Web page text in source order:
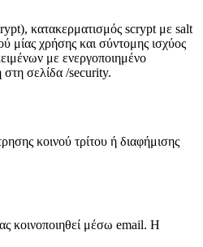
κατακερματισμός scrypt με salt
μίας χρήσης και σύντομης ισχύος
με ενεργοποιημένο
στη σελίδα /security.
κοινού τρίτου ή διαφήμισης
κοινοποιηθεί μέσω email. Η